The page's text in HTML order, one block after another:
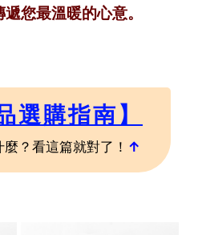
您最溫暖的心意。
選購指南】
？看這篇就對了！ ↑